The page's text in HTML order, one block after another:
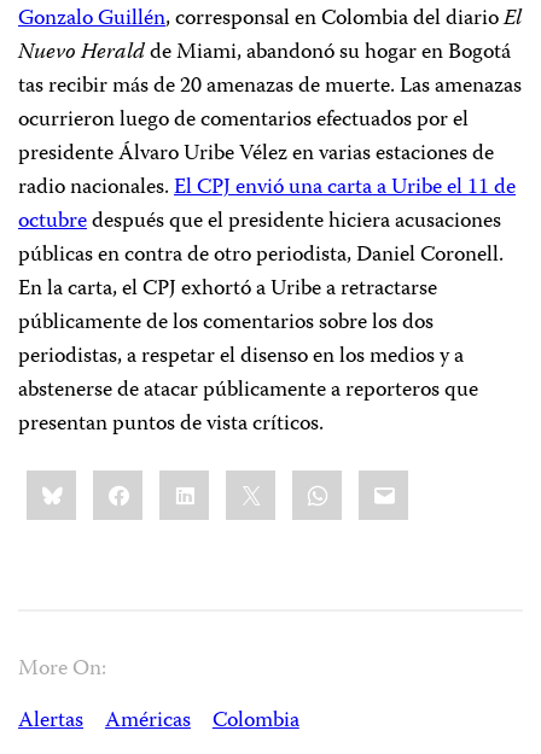
Gonzalo Guillén, corresponsal en Colombia del diarioEl
Nuevo Heraldde Miami, abandonó su hogar en Bogotá
tas recibir más de 20 amenazas de muerte. Las amenazas
ocurrieron luego de comentarios efectuados por el
presidente Álvaro Uribe Vélez en varias estaciones de
radio nacionales.El CPJ envió una carta a Uribe el 11 de
octubredespués que el presidente hiciera acusaciones
públicas en contra de otro periodista, Daniel Coronell.
En la carta, el CPJ exhortó a Uribe a retractarse
públicamente de los comentarios sobre los dos
periodistas, a respetar el disenso en los medios y a
abstenerse de atacar públicamente a reporteros que
presentan puntos de vista críticos.
Share
this:BlueskyFacebookLinkedIn WhatsApp
Email
More On:
Alertas
Américas
Colombia